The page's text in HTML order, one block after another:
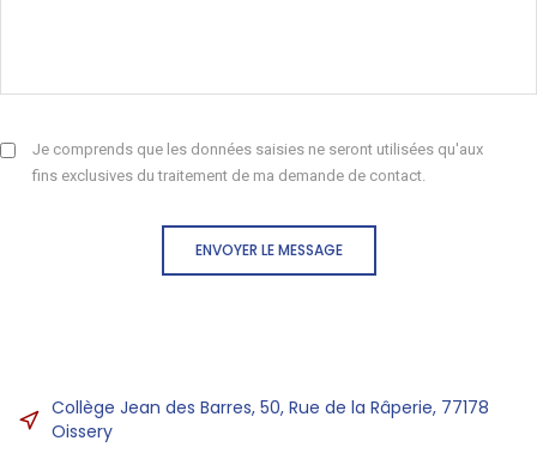
Je comprends que les données saisies ne seront utilisées qu'aux
fins exclusives du traitement de ma demande de contact.
ENVOYER LE MESSAGE
Collège Jean des Barres, 50, Rue de la Râperie, 77178
Oissery